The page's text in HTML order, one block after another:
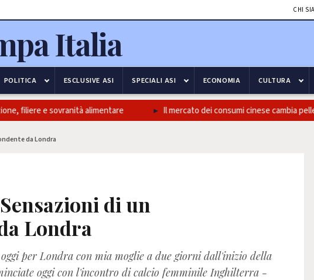
CHI
POLITICA ESCLUSIVE ASI SPECIALI ASI ECONOMIA CULTURA
filiere e sovranità alimentare Il mercato dei consumi cinese cambia pelle,
da Londra
di un
Londra
per Londra con mia moglie a due giorni dall'inizio della
oggi con l'incontro di calcio femminile Inghilterra -